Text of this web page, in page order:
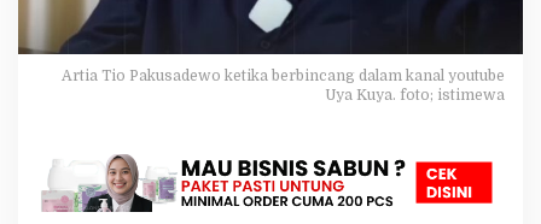
D
i
d
u
e
m
o
Artia Tio Pakusadewo ketika berbincang dalam kanal youtube
Uya Kuya. foto; istimewa